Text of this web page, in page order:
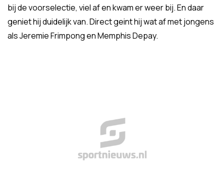
bij de voorselectie, viel af en kwam er weer bij. En daar
geniet hij duidelijk van. Direct geint hij wat af met jongens
als Jeremie Frimpong en Memphis Depay.